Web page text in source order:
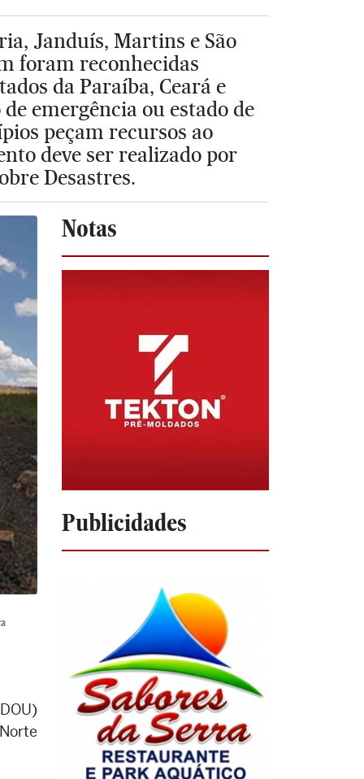
Janduís, Martins e São
foram reconhecidas
da Paraíba, Ceará e
emergência ou estado de
peçam recursos ao
deve ser realizado por
Desastres.
Notas
Publicidades